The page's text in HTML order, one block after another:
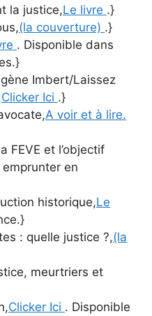
la justice,Le livre .}
(la couverture) .}
. Disponible dans
Imbert/Laissez
Clicker Ici .}
A voir et à lire.
FEVE et l’objectif
emprunter en
historique,Le
: quelle justice ?,(la
meurtriers et
Clicker Ici . Disponible